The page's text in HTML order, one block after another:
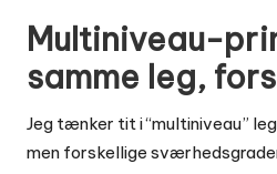
Multiniveau-
samme leg,
Jeg tænker tit i “multiniveau”
men forskellige